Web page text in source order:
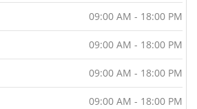
09:00 AM - 18:00 PM
09:00 AM - 18:00 PM
09:00 AM - 18:00 PM
09:00 AM - 18:00 PM